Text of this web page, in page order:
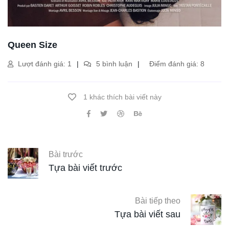
Queen Size
Lượt đánh giá: 1 5 bình luận Điểm đánh giá: 8
1 khác thích bài viết này
Bài trước
Tựa bài viết trước
Bài tiếp theo
Tựa bài viết sau